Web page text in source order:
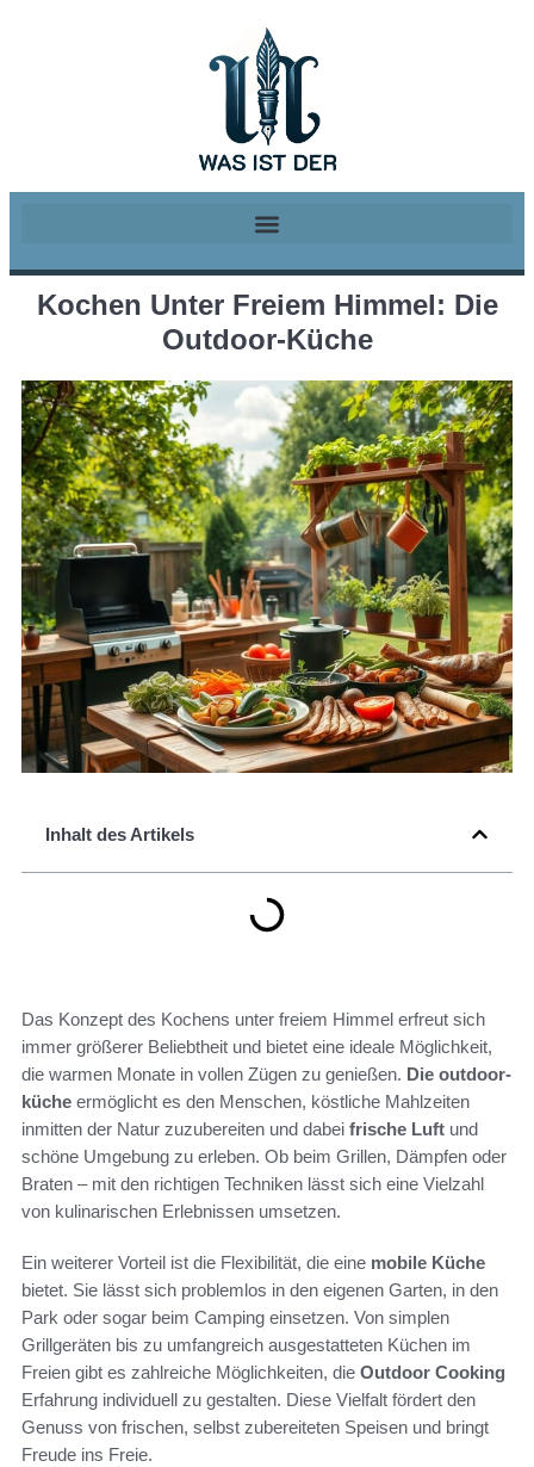
Kochen Unter Freiem Himmel: Die
Outdoor-Küche
Inhalt des Artikels
Das Konzept des Kochens unter freiem Himmel erfreut sich
immer größerer Beliebtheit und bietet eine ideale Möglichkeit,
die warmen Monate in vollen Zügen zu genießen. Die outdoor-
küche ermöglicht es den Menschen, köstliche Mahlzeiten
inmitten der Natur zuzubereiten und dabei frische Luft und
schöne Umgebung zu erleben. Ob beim Grillen, Dämpfen oder
Braten – mit den richtigen Techniken lässt sich eine Vielzahl
von kulinarischen Erlebnissen umsetzen.
Ein weiterer Vorteil ist die Flexibilität, die eine mobile Küche
bietet. Sie lässt sich problemlos in den eigenen Garten, in den
Park oder sogar beim Camping einsetzen. Von simplen
Grillgeräten bis zu umfangreich ausgestatteten Küchen im
Freien gibt es zahlreiche Möglichkeiten, die Outdoor Cooking
Erfahrung individuell zu gestalten. Diese Vielfalt fördert den
Genuss von frischen, selbst zubereiteten Speisen und bringt
Freude ins Freie.